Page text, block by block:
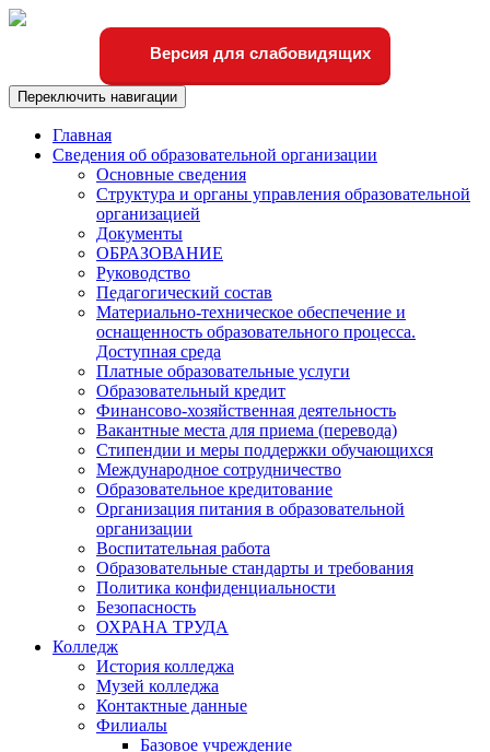
Версия для слабовидящих
Переключить навигации
Главная
Сведения об образовательной организации
Основные сведения
Структура и органы управления образовательной
организацией
Документы
ОБРАЗОВАНИЕ
Руководство
Педагогический состав
Материально-техническое обеспечение и
оснащенность образовательного процесса.
Доступная среда
Платные образовательные услуги
Образовательный кредит
Финансово-хозяйственная деятельность
Вакантные места для приема (перевода)
Стипендии и меры поддержки обучающихся
Международное сотрудничество
Образовательное кредитование
Организация питания в образовательной
организации
Воспитательная работа
Образовательные стандарты и требования
Политика конфиденциальности
Безопасность
ОХРАНА ТРУДА
Колледж
История колледжа
Музей колледжа
Контактные данные
Филиалы
Базовое учреждение